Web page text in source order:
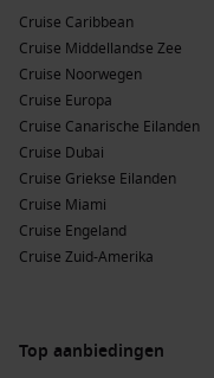
Cruise Caribbean
Cruise Middellandse Zee
Cruise Noorwegen
Cruise Europa
Cruise Canarische Eilanden
Cruise Dubai
Cruise Griekse Eilanden
Cruise Miami
Cruise Engeland
Cruise Zuid-Amerika
Top aanbiedingen